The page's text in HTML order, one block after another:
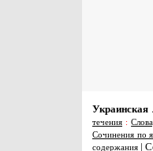
Украинская
течения :
Сочинения по
содержания |